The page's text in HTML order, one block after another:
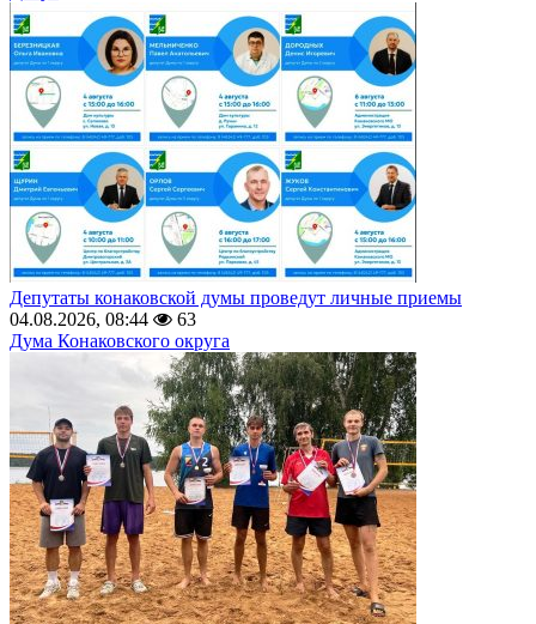
Депутаты конаковской думы проведут личные приемы
04.08.2026, 08:44
63
Дума Конаковского округа